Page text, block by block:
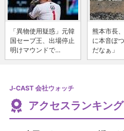
「異物使用疑惑」元韓
国セーブ王、出場停止
明けマウンドで...
熊本市長
に本音ぽ
だなぁ」
J-CAST 会社ウォッチ
アクセスランキング